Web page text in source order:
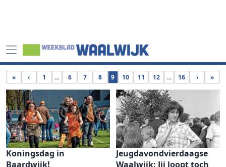
« ‹ 1 ... 6 7 8 9 10 11 12 ... 16 › »
Koningsdag in
Baardwijk!
Jeugdavondvierdaagse
Waalwijk: Jij loopt toch